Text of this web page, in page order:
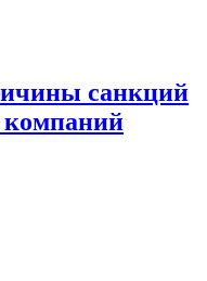
санкций
компаний